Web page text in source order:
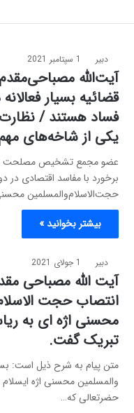
دبیر 1 سپتامبر 2021
آیت‌الله
قضائیه بسیار
فساد هستند /
یکی از شاخه‌های مهم
عضو مجمع تشخیص مصلحت
برخورد با مفاسد اقتصادی در
حجت‌الاسلام‌والمسلمین
بیشتر بخوانید »
دبیر 1 جولای 2021
آیت الله مصباحی
انتصاب حجت
محسنی اژه ای به
تبریک گفت.
متن پیام به شرح ذیل است:
والمسلمین محسنی اژه
حضرتعالی که…